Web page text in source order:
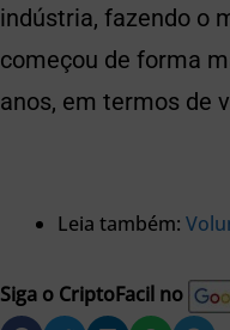
indústria, fazendo o
começou de forma
anos, em termos de
Leia também:
Siga o CriptoFacil no